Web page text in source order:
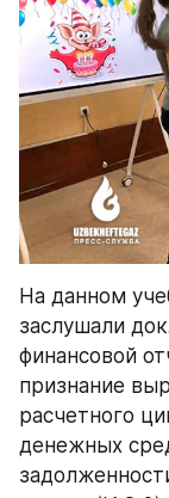
На данном
заслушали
финансовой
признание
расчетного
денежных